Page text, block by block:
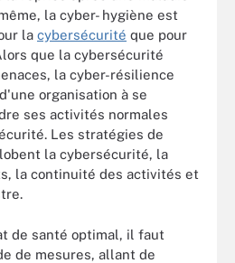
la cyber- hygiène est
la cybersécurité que pour
que la cybersécurité
la cyber-résilience
organisation à se
ses activités normales
Les stratégies de
la cybersécurité, la
la continuité des activités et
de santé optimal, il faut
de mesures, allant de